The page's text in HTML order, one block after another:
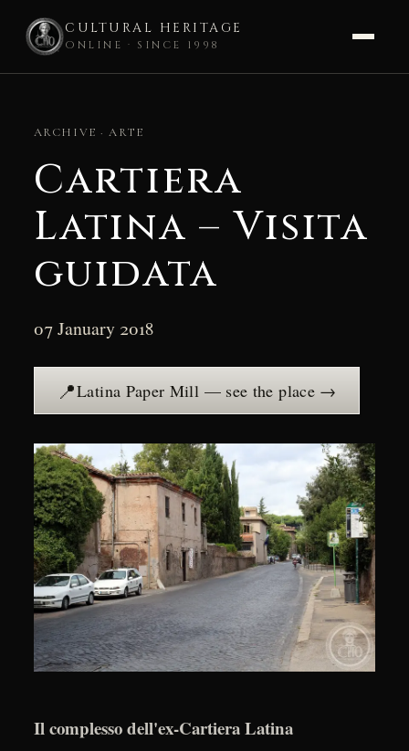
CULTURAL HERITAGE
ONLINE · SINCE 1998
contentARCHIVE · ARTE
Cartiera
Latina – Visita
guidata
07 January 2018
📍Latina Paper Mill — see the place →
Il complesso dell'ex-Cartiera Latina